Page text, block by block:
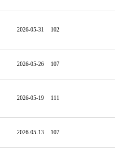
2026-05-31 102
2026-05-26 107
2026-05-19 111
2026-05-13 107